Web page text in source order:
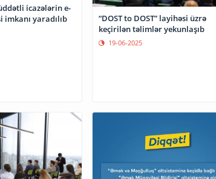
icazələrin e-
yaradılıb
“DOST to DOST” layihəsi üzrə
keçirilən təlimlər yekunlaşıb
19-06-2025